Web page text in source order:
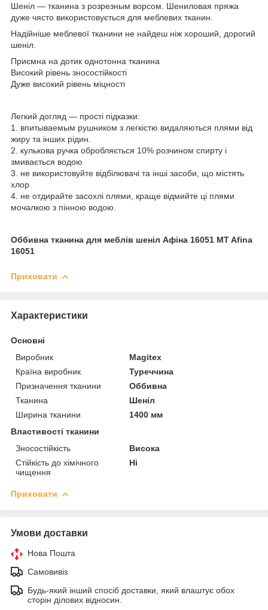
Шеніл ― тканина з розрезным ворсом. Шениловая пряжа
дуже чясто використовується для меблевих тканин.
Надійніше меблевої тканини не найдеш ніж хороший, дорогий
шеніл.
Приємна на дотик однотонна тканина
Високий рівень зносостійкості
Дуже високий рівень міцності
Легкий догляд ― прості підказки:
1. впитываемым рушником з легкістю видаляються плями від
жиру та інших рідин.
2. кулькова ручка обробляється 10% розчином спирту і
змивається водою
3. не використовуйте відбілювачі та інші засоби, що містять
хлор.
4. не отдирайте засохлі плями, краще відмийте ці плями
мочалкою з пінною водою.
Оббивна тканина для меблів шеніл Афіна 16051 MT Afina
16051
Приховати
Характеристики
Основні
Виробник
Magitex
Країна виробник
Туреччина
Призначення тканини
Оббивна
Тканина
Шеніл
Ширина тканини
1400 мм
Властивості тканини
Зносостійкість
Висока
Стійкість до хімічного
чищення
Ні
Приховати
Умови доставки
Нова Пошта
Самовивіз
Будь-який інший спосіб доставки, який влаштує обох
сторін ділових відносин.